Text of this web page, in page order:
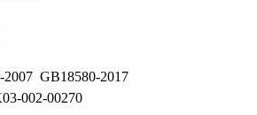
GB18580-2017
002-00270